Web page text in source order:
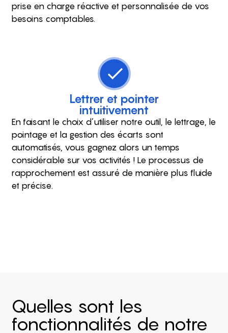
prise en charge réactive et personnalisée de vos
besoins comptables.
Lettrer et pointer
intuitivement
En faisant le choix d’utiliser notre outil, le lettrage, le
pointage et la gestion des écarts sont
automatisés, vous gagnez alors un temps
considérable sur vos activités ! Le processus de
rapprochement est assuré de manière plus fluide
et précise.
Quelles sont les
fonctionnalités de notre